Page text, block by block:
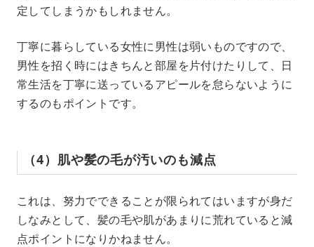
定してしまうかもしれません。
丁寧に暮らしている女性に男性は弱いものですので、
男性を招く時にはきちんと部屋を片付けたりして、日
常生活を丁寧に送っているアピールを怠らないように
するのもポイントです。
（4）肌や髪の毛が汚いのも減点
これは、努力でできることが限られてはいますが身だ
しなみとして、髪の毛や肌があまりに荒れていると減
点ポイントになりかねません。